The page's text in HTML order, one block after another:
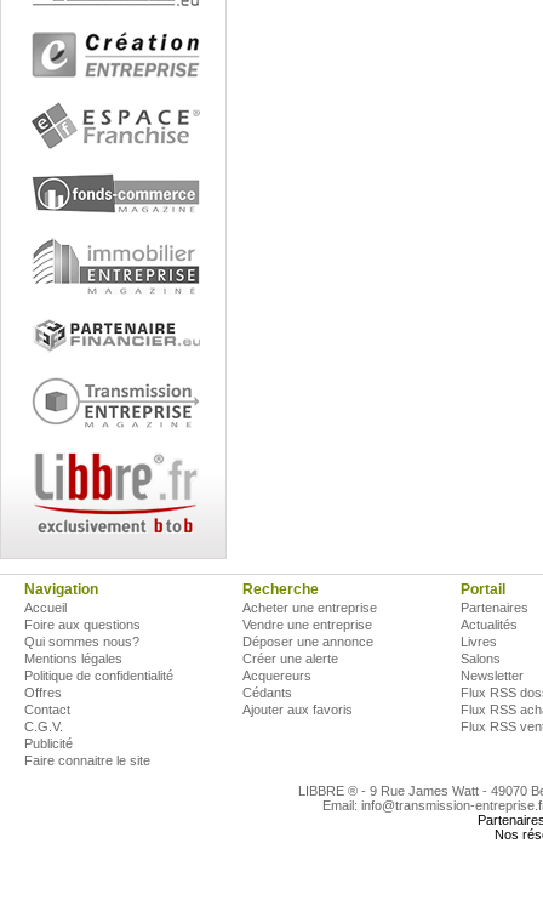
Navigation
Accueil
Foire aux questions
Qui sommes nous?
Mentions légales
Politique de confidentialité
Offres
Contact
C.G.V.
Publicité
Faire connaitre le site
Recherche
Acheter une entreprise
Vendre une entreprise
Déposer une annonce
Créer une alerte
Acquereurs
Cédants
Ajouter aux favoris
Portail
Partenaires
Actualités
Livres
Salons
Newsletter
Flux RSS
Flux RSS
Flux RSS
LIBBRE ® - 9 Rue James Watt - 49070
Email: info@transmission-
Nos